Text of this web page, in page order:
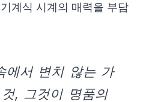
계식 시계의 매력을 부담
에서 변치 않는 가
, 그것이 명품의